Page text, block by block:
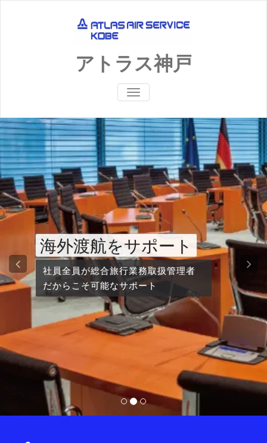
アトラス神戸
ナ
ビ
ー
シ
ョ
ン
を
切
り
替
え
サポート
行業務取扱管理者
サポート
旅行業
可能に
NGOの活動
には無い地域